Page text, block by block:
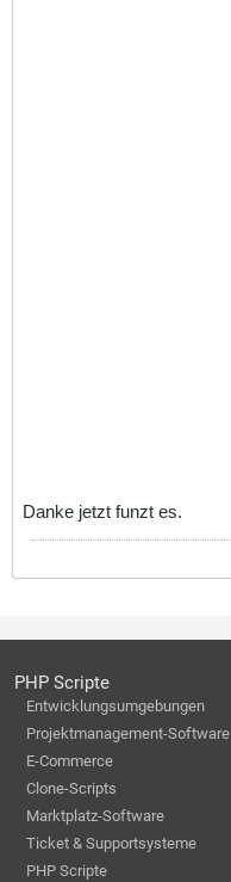
Danke jetzt funzt es.
PHP Scripte
Entwicklungsumgebungen
Projektmanagement-Software
E-Commerce
Clone-Scripts
Marktplatz-Software
Ticket & Supportsysteme
PHP Scripte